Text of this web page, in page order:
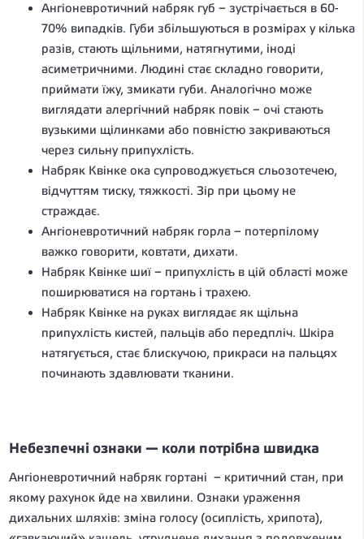
Ангіоневротичний набряк губ – зустрічається в 60-
70% випадків. Губи збільшуються в розмірах у кілька
разів, стають щільними, натягнутими, іноді
асиметричними. Людині стає складно говорити,
приймати їжу, змикати губи. Аналогічно може
виглядати алергічний набряк повік – очі стають
вузькими щілинками або повністю закриваються
через сильну припухлість.
Набряк Квінке ока супроводжується сльозотечею,
відчуттям тиску, тяжкості. Зір при цьому не
страждає.
Ангіоневротичний набряк горла – потерпілому
важко говорити, ковтати, дихати.
Набряк Квінке шиї – припухлість в цій області може
поширюватися на гортань і трахею.
Набряк Квінке на руках виглядає як щільна
припухлість кистей, пальців або передпліч. Шкіра
натягується, стає блискучою, прикраси на пальцях
починають здавлювати тканини.
Небезпечні ознаки — коли потрібна швидка
Ангіоневротичний набряк гортані – критичний стан, при
якому рахунок йде на хвилини. Ознаки ураження
дихальних шляхів: зміна голосу (осиплість, хрипота),